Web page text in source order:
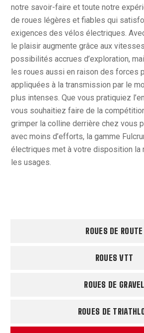
notre savoir-faire et toute notre
de roues légères et fiables qui
exigences des vélos électriques.
le plaisir augmente grâce aux
possibilités accrues d’exploration,
les roues aussi en raison des forces
appliquées à la transmission par le
plus intenses. Que vous pratiquiez
vous souhaitiez faire de la
grimper la colline derrière chez vous
avec moins d’efforts, la gamme
électriques met à votre disposition la
les usages.
ROUES DE ROUTE
ROUES VTT
ROUES DE GRAVEL
ROUES DE